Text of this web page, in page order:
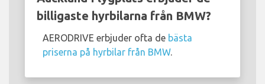
billigaste hyrbilarna från BMW?
AERODRIVE erbjuder ofta de bästa
priserna på hyrbilar från BMW.